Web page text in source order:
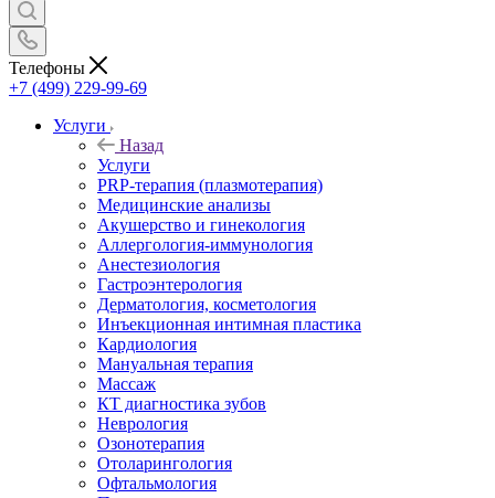
Телефоны
+7 (499) 229-99-69
Услуги
Назад
Услуги
PRP-терапия (плазмотерапия)
Медицинские анализы
Акушерство и гинекология
Аллергология-иммунология
Анестезиология
Гастроэнтерология
Дерматология, косметология
Инъекционная интимная пластика
Кардиология
Мануальная терапия
Массаж
КТ диагностика зубов
Неврология
Озонотерапия
Отоларингология
Офтальмология